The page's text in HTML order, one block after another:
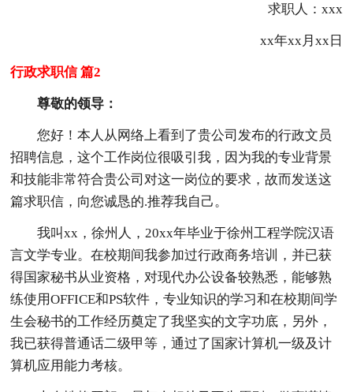
求职人：xxx
xx年xx月xx日
行政求职信 篇2
尊敬的领导：
您好！本人从网络上看到了贵公司发布的行政文员
招聘信息，这个工作岗位很吸引我，因为我的专业背景
和技能非常符合贵公司对这一岗位的要求，故而发送这
篇求职信，向您诚恳的.推荐我自己。
我叫xx，徐州人，20xx年毕业于徐州工程学院汉语
言文学专业。在校期间我参加过行政商务培训，并已获
得国家秘书从业资格，对现代办公设备较熟悉，能够熟
练使用OFFICE和PS软件，专业知识的学习和在校期间学
生会秘书的工作经历奠定了我坚实的文字功底，另外，
我已获得普通话二级甲等，通过了国家计算机一级及计
算机应用能力考核。